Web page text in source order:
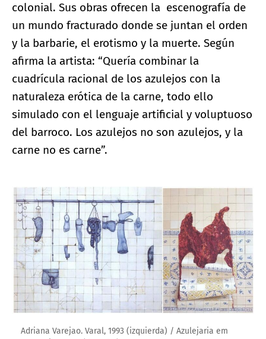
colonial. Sus obras ofrecen la escenografía de
un mundo fracturado donde se juntan el orden
y la barbarie, el erotismo y la muerte. Según
afirma la artista: “Quería combinar la
cuadrícula racional de los azulejos con la
naturaleza erótica de la carne, todo ello
simulado con el lenguaje artificial y voluptuoso
del barroco. Los azulejos no son azulejos, y la
carne no es carne”.
Adriana Varejao. Varal, 1993 (izquierda) / Azulejaria em